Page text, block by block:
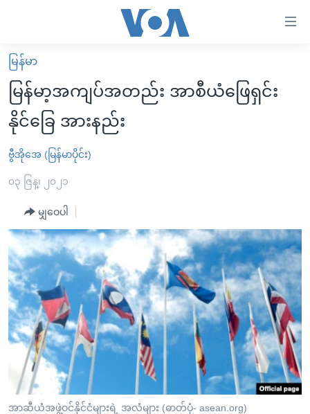
လွယ်ကူ
စေ
သည့်
Link
များ
ပင်မ
ကျော်
ကြည့်
ရန်
ပင်မ
အ
ညွန်း
စာမျက်နှာ
ကျော်
ကြည့်
မူလစာမျက်နှာ
မြန်မာ
ကမ္ဘာ့သတင်းများ
နိုင်ငံတကာ
အမေရိကန်
အစ္စရေး-ပါလက်စတိုင်း
ဗွီဒီယို
သတင်းလွတ်လပ်ခွင့်
အင်္ဂလိပ်စာလေ့လာမယ်
အမေရိကန်သုံးအီဒီယံ
မကြေးမုံရဲ့ အင်္ဂလိပ်စာ
ရုပ်ရှင်ထဲက အင်္ဂလိပ်စာ
သုတပဒေသာ အင်္ဂလိပ်စာ
အပတ်စဉ်ကဏ္ဍများ
ရေဒီယို
တီဗွီ
ရေဒီယိုနှင့်ရုပ်သံ အချက်အလက်များ
ရေဒီယို/တီဗွီအစီအစဉ်
Learning English
ဗွီအိုအေ လူမှုကွန်ယက်များ
မြန်မာ
မြန်မာ့အကျပ်အတည်း အာစီယံဖြေရှင်း
နိုင်ခြေ အားနည်း
ဗွီအိုအေ (မြန်မာပိုင်း)
၀၃ ဇြန္၊ ၂၀၂၁
မျှဝေပါ
အာဆီယံအဖွဲ့ဝင်နိုင်ငံများရဲ့ အလံများ (ဓာတ်ပုံ- asean.org)